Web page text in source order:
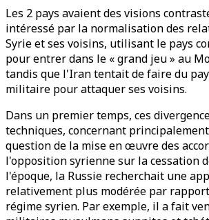
Les 2 pays avaient des visions
intéressé par la normalisation des
Syrie et ses voisins, utilisant le pays
pour entrer dans le « grand jeu » au
tandis que l'Iran tentait de faire du
militaire pour attaquer ses voisins.
Dans un premier temps, ces
techniques, concernant
question de la mise en œuvre des
l'opposition syrienne sur la cessation
l'époque, la Russie recherchait une
relativement plus modérée par
régime syrien. Par exemple, il a fait